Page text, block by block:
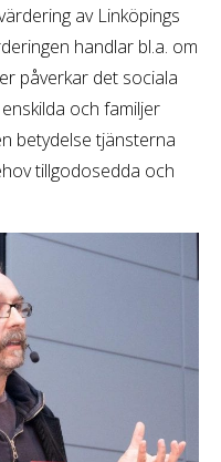
av Linköpings
handlar bl.a. om
påverkar det sociala
och familjer
betydelse tjänsterna
tillgodosedda och